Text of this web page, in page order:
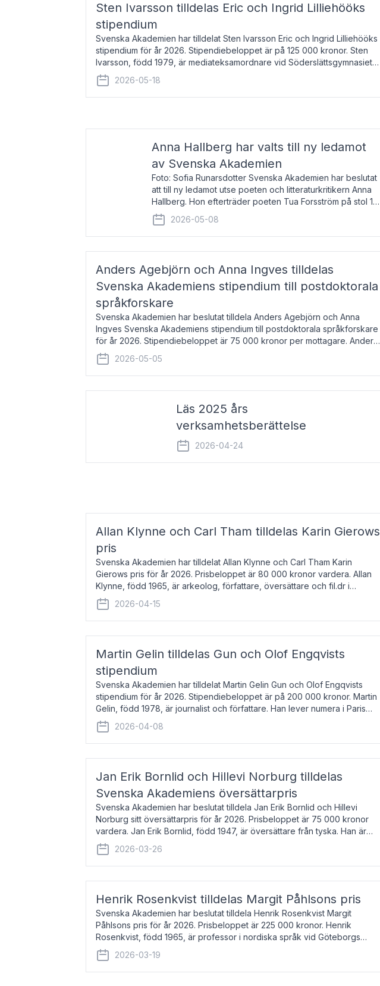
Sten Ivarsson tilldelas Eric och Ingrid Lilliehööks
stipendium
Svenska Akademien har tilldelat Sten Ivarsson Eric och Ingrid Lilliehööks
stipendium för år 2026. Stipendiebeloppet är på 125 000 kronor. Sten
Ivarsson, född 1979, är mediateksamordnare vid Söderslättsgymnasiet i
Trelleborg. Här har han på
2026-05-18
Anna Hallberg har valts till ny ledamot
av Svenska Akademien
Foto: Sofia Runarsdotter Svenska Akademien har beslutat
att till ny ledamot utse poeten och litteraturkritikern Anna
Hallberg. Hon efterträder poeten Tua Forsström på stol 18
och kommer att ta sitt inträde vid Akademiens
högtidssammankomst
2026-05-08
Anders Agebjörn och Anna Ingves tilldelas
Svenska Akademiens stipendium till postdoktorala
språkforskare
Svenska Akademien har beslutat tilldela Anders Agebjörn och Anna
Ingves Svenska Akademiens stipendium till postdoktorala språkforskare
för år 2026. Stipendiebeloppet är 75 000 kronor per mottagare. Anders
Agebjörn, född 1984, är universitet
2026-05-05
Läs 2025 års
verksamhetsberättelse
2026-04-24
Allan Klynne och Carl Tham tilldelas Karin Gierows
pris
Svenska Akademien har tilldelat Allan Klynne och Carl Tham Karin
Gierows pris för år 2026. Prisbeloppet är 80 000 kronor vardera. Allan
Klynne, född 1965, är arkeolog, författare, översättare och fil.dr i
antikens kultur och samhällsliv. Ut
2026-04-15
Martin Gelin tilldelas Gun och Olof Engqvists
stipendium
Svenska Akademien har tilldelat Martin Gelin Gun och Olof Engqvists
stipendium för år 2026. Stipendiebeloppet är på 200 000 kronor. Martin
Gelin, född 1978, är journalist och författare. Han lever numera i Paris
men var under många år bosat
2026-04-08
Jan Erik Bornlid och Hillevi Norburg tilldelas
Svenska Akademiens översättarpris
Svenska Akademien har beslutat tilldela Jan Erik Bornlid och Hillevi
Norburg sitt översättarpris för år 2026. Prisbeloppet är 75 000 kronor
vardera. Jan Erik Bornlid, född 1947, är översättare från tyska. Han är
främst känd för sina översät
2026-03-26
Henrik Rosenkvist tilldelas Margit Påhlsons pris
Svenska Akademien har beslutat tilldela Henrik Rosenkvist Margit
Påhlsons pris för år 2026. Prisbeloppet är 225 000 kronor. Henrik
Rosenkvist, född 1965, är professor i nordiska språk vid Göteborgs
universitet. Han disputerade 2004 på avhan
2026-03-19